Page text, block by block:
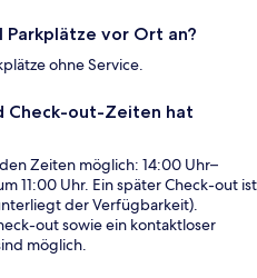
Parkplätze vor Ort an?
ohne Service.
Check-out-Zeiten hat
Zeiten möglich: 14:00 Uhr–
11:00 Uhr. Ein später Check-out ist
der Verfügbarkeit).
out sowie ein kontaktloser
möglich.